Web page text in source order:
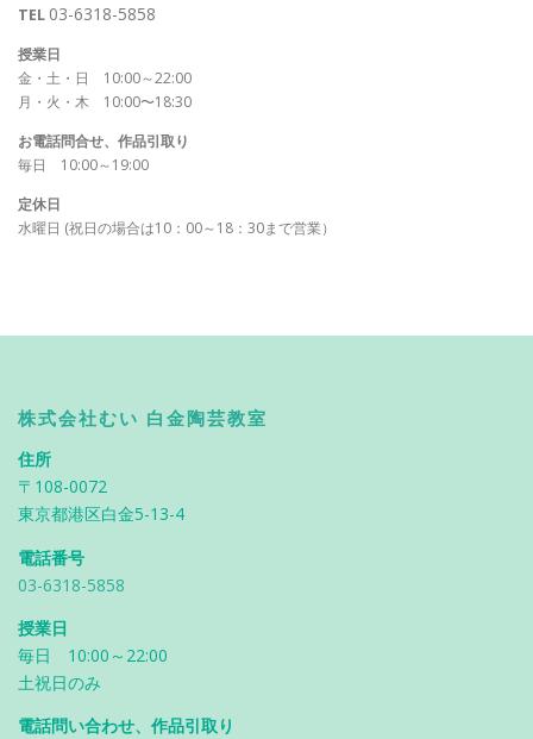
TEL 03-6318-5858
授業日
金・土・日 10:00～22:00
月・火・木 10:00〜18:30
お電話問合せ、作品引取り
毎日 10:00～19:00
定休日
水曜日 (祝日の場合は10：00～18：30まで営業）
株式会社むい 白金陶芸教室
住所
〒108-0072
東京都港区白金5-13-4
電話番号
03-6318-5858
授業日
毎日 10:00～22:00
土祝日のみ
電話問い合わせ、作品引取り